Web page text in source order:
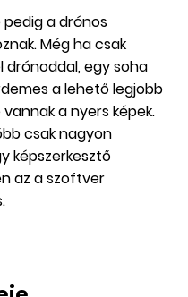
a drónos
Még ha csak
drónoddal, egy soha
a lehető legjobb
a nyers képek.
csak nagyon
képszerkesztő
az a szoftver